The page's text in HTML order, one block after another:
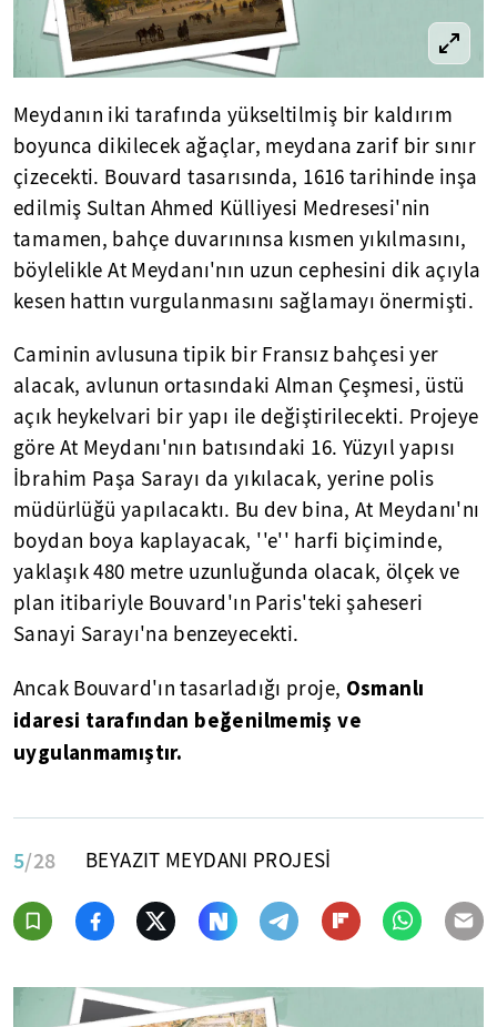
Meydanın iki tarafında yükseltilmiş bir kaldırım
boyunca dikilecek ağaçlar, meydana zarif bir sınır
çizecekti. Bouvard tasarısında, 1616 tarihinde inşa
edilmiş Sultan Ahmed Külliyesi Medresesi'nin
tamamen, bahçe duvarınınsa kısmen yıkılmasını,
böylelikle At Meydanı'nın uzun cephesini dik açıyla
kesen hattın vurgulanmasını sağlamayı önermişti.
Caminin avlusuna tipik bir Fransız bahçesi yer
alacak, avlunun ortasındaki Alman Çeşmesi, üstü
açık heykelvari bir yapı ile değiştirilecekti. Projeye
göre At Meydanı'nın batısındaki 16. Yüzyıl yapısı
İbrahim Paşa Sarayı da yıkılacak, yerine polis
müdürlüğü yapılacaktı. Bu dev bina, At Meydanı'nı
boydan boya kaplayacak, ''e'' harfi biçiminde,
yaklaşık 480 metre uzunluğunda olacak, ölçek ve
plan itibariyle Bouvard'ın Paris'teki şaheseri
Sanayi Sarayı'na benzeyecekti.
Ancak Bouvard'ın tasarladığı proje, Osmanlı
idaresi tarafından beğenilmemiş ve
uygulanmamıştır.
5/28 BEYAZIT MEYDANI PROJESİ